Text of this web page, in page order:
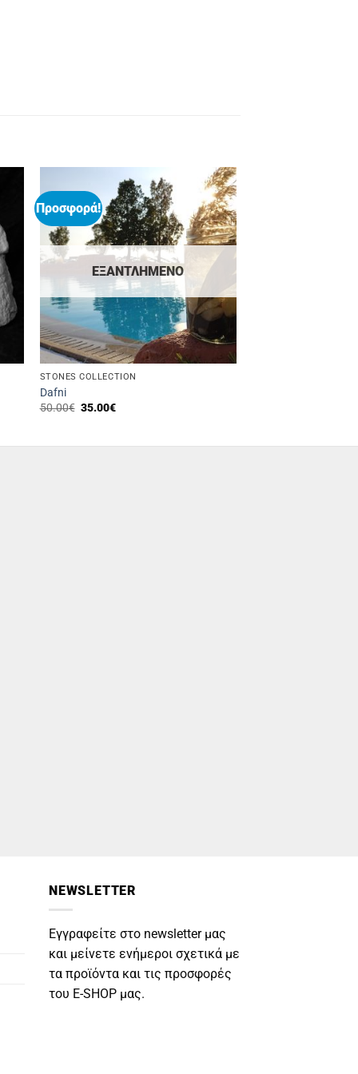
Προσφορά!
ΕΞΑΝΤΛΗΜΈΝΟ
STONES COLLECTION
Dafni
50.00€ Original
35.00€Η
NEWSLETTER
Εγγραφείτε στο newsletter μας
και μείνετε ενήμεροι σχετικά με
τα προϊόντα και τις προσφορές
του E-SHOP μας.